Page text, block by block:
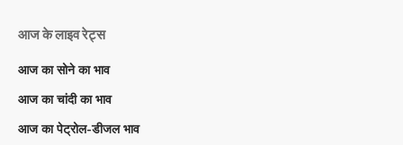
आज के लाइव रेट्स
आज का सोने का भाव
आज का चांदी का भाव
आज का पेट्रोल-डीजल भाव